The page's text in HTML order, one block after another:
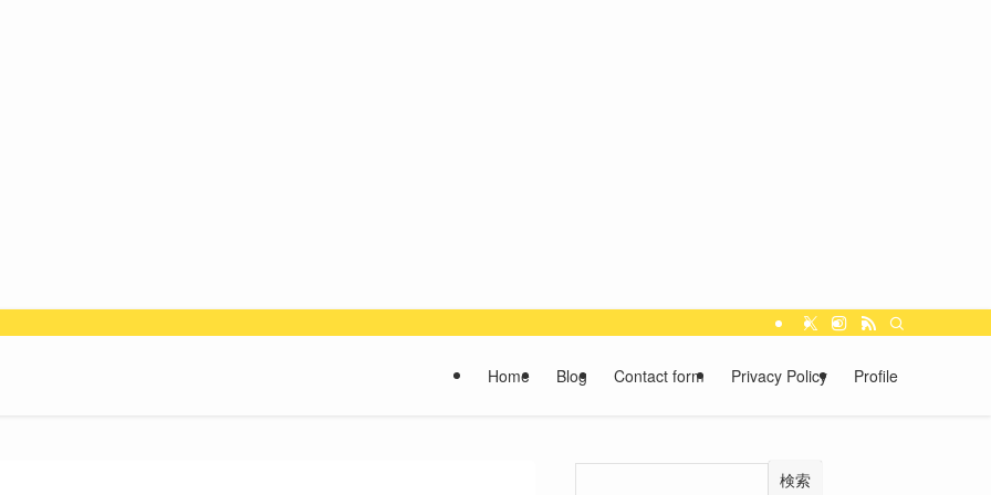
Home Blog Contact form Privacy Policy Profile
検索